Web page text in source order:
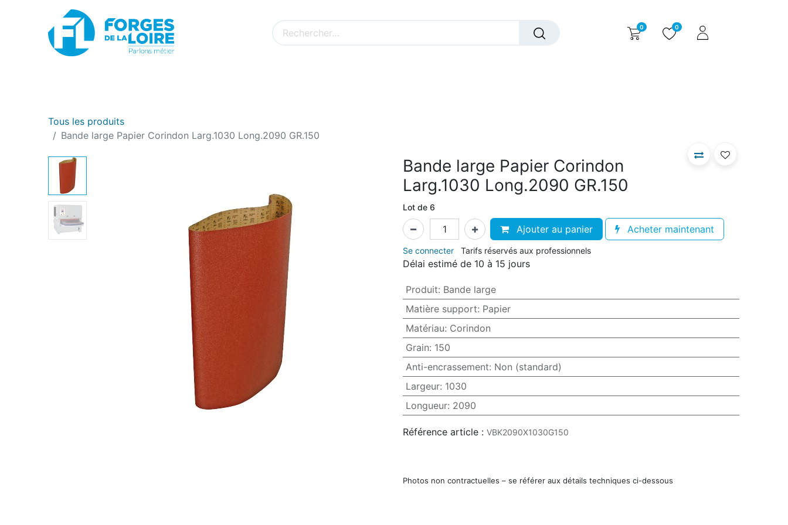
0 0
Tous les produits
Bande large Papier Corindon Larg.1030 Long.2090 GR.150
Bande large Papier Corindon
Larg.1030 Long.2090 GR.150
Lot de 6
Ajouter au panier Acheter maintenant
Se connecter Tarifs réservés aux professionnels
Délai estimé de 10 à 15 jours
Produit: Bande large
Matière support: Papier
Matériau: Corindon
Grain: 150
Anti-encrassement: Non (standard)
Largeur: 1030
Longueur: 2090
Référence article : VBK2090X1030G150
Photos non contractuelles – se référer aux détails techniques ci-dessous